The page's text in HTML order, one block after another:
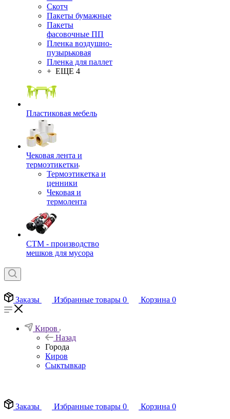
Скотч
Пакеты бумажные
Пакеты
фасовочные ПП
Пленка воздушно-
пузырьковая
Пленка для паллет
+ ЕЩЕ 4
Пластиковая мебель
Чековая лента и
термоэтикетки
Термоэтикетка и
ценники
Чековая и
термолента
СТМ - производство
мешков для мусора
Заказы Избранные товары 0 Корзина 0
Киров
Назад
Города
Киров
Сыктывкар
Заказы
Избранные товары 0 Корзина 0